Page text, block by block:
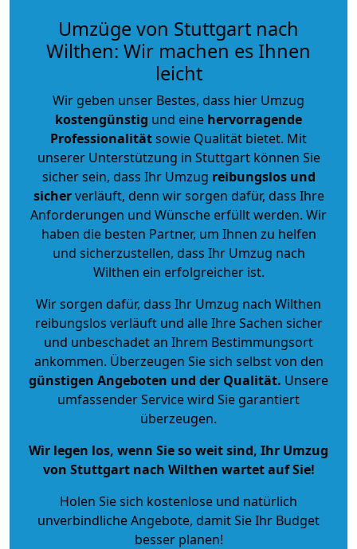
Umzüge von Stuttgart nach
Wilthen: Wir machen es Ihnen
leicht
Wir geben unser Bestes, dass hier Umzug
kostengünstig und eine hervorragende
Professionalitätsowie Qualität bietet. Mit
unserer Unterstützung in Stuttgart können Sie
sicher sein, dass Ihr Umzug reibungslos und
sicherverläuft, denn wir sorgen dafür, dass Ihre
Anforderungen und Wünsche erfüllt werden. Wir
haben die besten Partner, um Ihnen zu helfen
und sicherzustellen, dass Ihr Umzug nach
Wilthen ein erfolgreicher ist.
Wir sorgen dafür, dass Ihr Umzug nach Wilthen
reibungslos verläuft und alle Ihre Sachen sicher
und unbeschadet an Ihrem Bestimmungsort
ankommen. Überzeugen Sie sich selbst von den
günstigen Angeboten und der Qualität. Unsere
umfassender Service wird Sie garantiert
überzeugen.
Wir legen los, wenn Sie so weit sind, Ihr Umzug
von Stuttgart nach Wilthen wartet auf Sie!
Holen Sie sich kostenlose und natürlich
unverbindliche Angebote, damit Sie Ihr Budget
besser planen!